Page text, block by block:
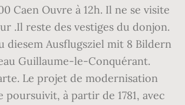
Caen Ouvre à 12h. Il ne se visite
.Il reste des vestiges du donjon.
diesem Ausflugsziel mit 8 Bildern
Guillaume-le-Conquérant.
Le projet de modernisation
poursuivit, à partir de 1781, avec